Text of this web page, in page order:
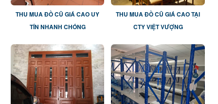
THU MUA ĐỒ CŨ GIÁ CAO UY
TÍN NHANH CHÓNG
THU MUA ĐỒ CŨ GIÁ CAO TẠI
CTY VIỆT VƯỢNG